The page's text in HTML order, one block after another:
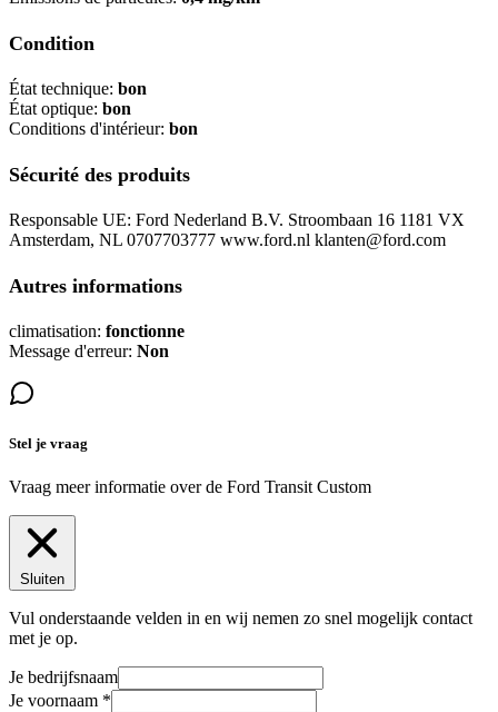
Condition
État technique: bon
État optique: bon
Conditions d'intérieur: bon
Sécurité des produits
Responsable UE: Ford Nederland B.V. Stroombaan 16 1181 VX
Amsterdam, NL 0707703777 www.ford.nl klanten@ford.com
Autres informations
climatisation: fonctionne
Message d'erreur: Non
Stel je vraag
Vraag meer informatie over de Ford Transit Custom
Sluiten
Vul onderstaande velden in en wij nemen zo snel mogelijk contact
met je op.
Je bedrijfsnaam
Je voornaam